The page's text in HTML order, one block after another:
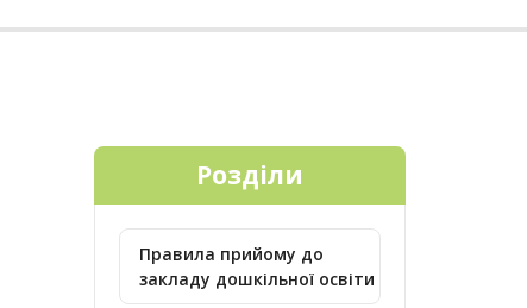
Розділи
Правила прийому до
закладу дошкільної освіти